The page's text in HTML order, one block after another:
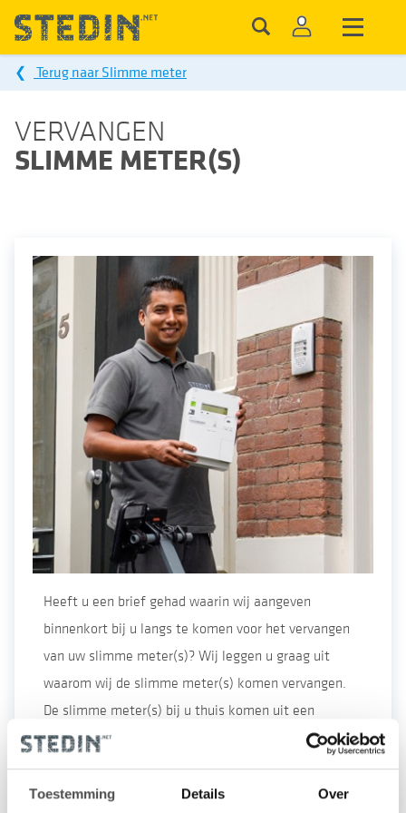
Toestemming Details Over
❮ Terug naar Slimme meter
VERVANGEN
SLIMME METER(S)
Heeft u een brief gehad waarin wij aangeven
binnenkort bij u langs te komen voor het vervangen
van uw slimme meter(s)? Wij leggen u graag uit
waarom wij de slimme meter(s) komen vervangen.
De slimme meter(s) bij u thuis komen uit een
eerdere generatie slimme meters. De afgelopen tien
jaar zijn de slimme meters doorontwikkeld. Daarom
zijn er nu nieuwe, toekomstbestendige meters op de